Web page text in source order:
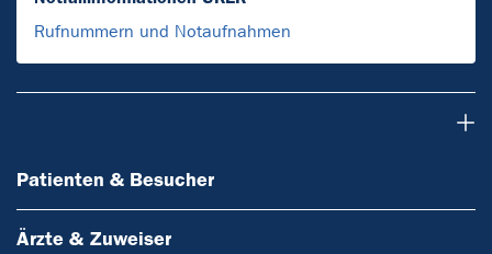
Rufnummern und Notaufnahmen
Patienten & Besucher
Ärzte & Zuweiser